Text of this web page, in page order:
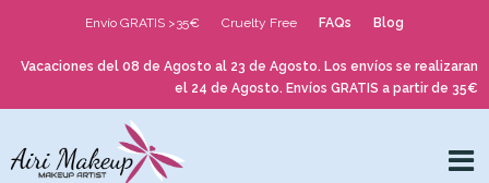
Envío GRATIS >35€ Cruelty Free FAQs Blog
Vacaciones del 08 de Agosto al 23 de Agosto. Los envíos se realizaran
el 24 de Agosto. Envíos GRATIS a partir de 35€